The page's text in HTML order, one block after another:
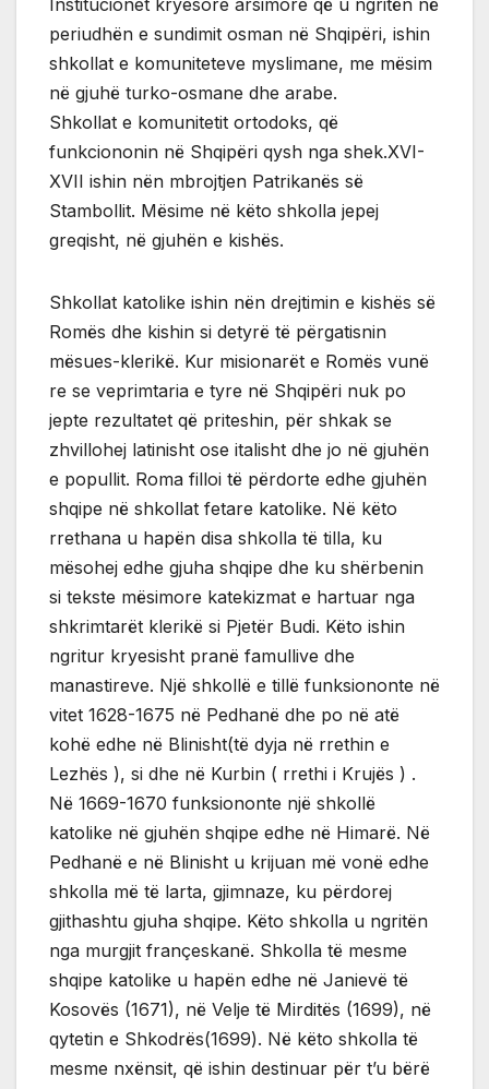
periudhën e sundimit osman në Shqipëri, ishin
shkollat e komuniteteve myslimane, me mësim
në gjuhë turko-osmane dhe arabe.
Shkollat e komunitetit ortodoks, që
funkciononin në Shqipëri qysh nga shek.XVI-
XVII ishin nën mbrojtjen Patrikanës së
Stambollit. Mësime në këto shkolla jepej
greqisht, në gjuhën e kishës.
Shkollat katolike ishin nën drejtimin e kishës së
Romës dhe kishin si detyrë të përgatisnin
mësues-klerikë. Kur misionarët e Romës vunë
re se veprimtaria e tyre në Shqipëri nuk po
jepte rezultatet që priteshin, për shkak se
zhvillohej latinisht ose italisht dhe jo në gjuhën
e popullit. Roma filloi të përdorte edhe gjuhën
shqipe në shkollat fetare katolike. Në këto
rrethana u hapën disa shkolla të tilla, ku
mësohej edhe gjuha shqipe dhe ku shërbenin
si tekste mësimore katekizmat e hartuar nga
shkrimtarët klerikë si Pjetër Budi. Këto ishin
ngritur kryesisht pranë famullive dhe
manastireve. Një shkollë e tillë funksiononte në
vitet 1628-1675 në Pedhanë dhe po në atë
kohë edhe në Blinisht(të dyja në rrethin e
Lezhës ), si dhe në Kurbin ( rrethi i Krujës ) .
Në 1669-1670 funksiononte një shkollë
katolike në gjuhën shqipe edhe në Himarë. Në
Pedhanë e në Blinisht u krijuan më vonë edhe
shkolla më të larta, gjimnaze, ku përdorej
gjithashtu gjuha shqipe. Këto shkolla u ngritën
nga murgjit françeskanë. Shkolla të mesme
shqipe katolike u hapën edhe në Janievë të
Kosovës (1671), në Velje të Mirditës (1699), në
qytetin e Shkodrës(1699). Në këto shkolla të
mesme nxënsit, që ishin destinuar për t’u bërë